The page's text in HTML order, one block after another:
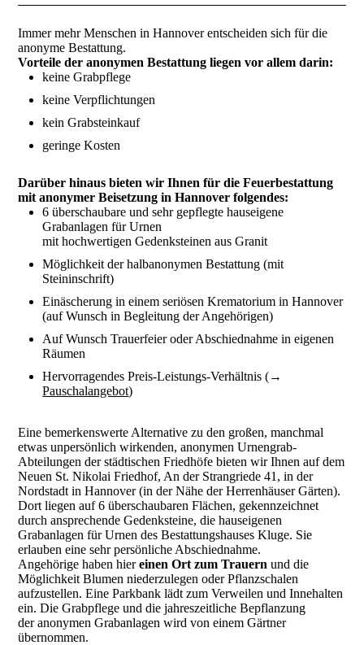
Immer mehr Menschen in Hannover entscheiden sich für die
anonyme Bestattung.
Vorteile der anonymen Bestattung liegen vor allem darin:
keine Grabpflege
keine Verpflichtungen
kein Grabsteinkauf
geringe Kosten
Darüber hinaus bieten wir Ihnen für die Feuerbestattung
mit anonymer Beisetzung in Hannover folgendes:
6 überschaubare und sehr gepflegte hauseigene
Grabanlagen für Urnen
mit hochwertigen Gedenksteinen aus Granit
Möglichkeit der halbanonymen Bestattung (mit
Steininschrift)
Einäscherung in einem seriösen Krematorium in Hannover
(auf Wunsch in Begleitung der Angehörigen)
Auf Wunsch Trauerfeier oder Abschiednahme in eigenen
Räumen
Hervorragendes Preis-Leistungs-Verhältnis (→
Pauschalangebot)
Eine bemerkenswerte Alternative zu den großen, manchmal
etwas unpersönlich wirkenden, anonymen Urnengrab-
Abteilungen der städtischen Friedhöfe bieten wir Ihnen auf dem
Neuen St. Nikolai Friedhof, An der Strangriede 41, in der
Nordstadt in Hannover (in der Nähe der Herrenhäuser Gärten).
Dort liegen auf 6 überschaubaren Flächen, gekennzeichnet
durch ansprechende Gedenksteine, die hauseigenen
Grabanlagen für Urnen des Bestattungshauses Kluge. Sie
erlauben eine sehr persönliche Abschiednahme.
Angehörige haben hiereinen Ort zum Trauern und die
Möglichkeit Blumen niederzulegen oder Pflanzschalen
aufzustellen. Eine Parkbank lädt zum Verweilen und Innehalten
ein. Die Grabpflege und die jahreszeitliche Bepflanzung
der anonymen Grabanlagen wird von einem Gärtner
übernommen.